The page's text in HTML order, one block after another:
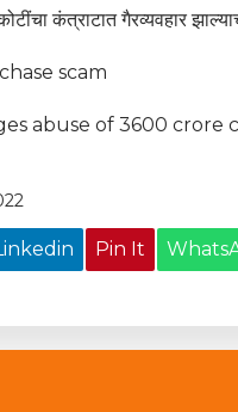
कंत्राटात गैरव्यवहार
scam
abuse of 3600
Pin It